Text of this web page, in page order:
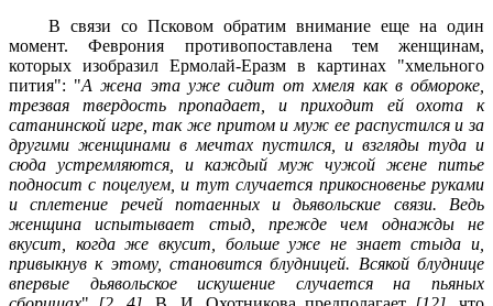
В связи со Псковом обратим внимание еще на один
момент. Феврония противопоставлена тем женщинам,
которых изобразил Ермолай-Еразм в картинах "хмельного
пития": "А жена эта уже сидит от хмеля как в обмороке,
трезвая твердость пропадает, и приходит ей охота к
сатанинской игре, так же притом и муж ее распустился и за
другими женщинами в мечтах пустился, и взгляды туда и
сюда устремляются, и каждый муж чужой жене питье
подносит с поцелуем, и тут случается прикосновенье руками
и сплетение речей потаенных и дьявольские связи. Ведь
женщина испытывает стыд, прежде чем однажды не
вкусит, когда же вкусит, больше уже не знает стыда и,
привыкнув к этому, становится блудницей. Всякой блуднице
впервые дьявольское искушение случается на пьяных